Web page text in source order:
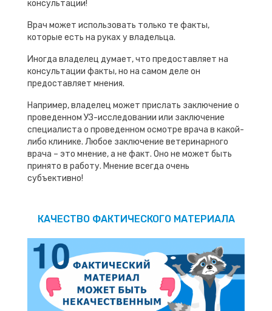
консультации!
Врач может использовать только те факты,
которые есть на руках у владельца.
Иногда владелец думает, что предоставляет на
консультации факты, но на самом деле он
предоставляет мнения.
Например, владелец может прислать заключение о
проведенном УЗ-исследовании или заключение
специалиста о проведенном осмотре врача в какой-
либо клинике. Любое заключение ветеринарного
врача – это мнение, а не факт. Оно не может быть
принято в работу. Мнение всегда очень
субъективно!
КАЧЕСТВО ФАКТИЧЕСКОГО МАТЕРИАЛА